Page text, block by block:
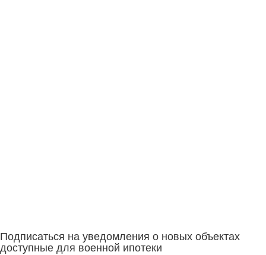
Подписаться на уведомления о новых объектах
доступные для военной ипотеки